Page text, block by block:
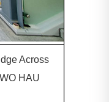
Across
HAU